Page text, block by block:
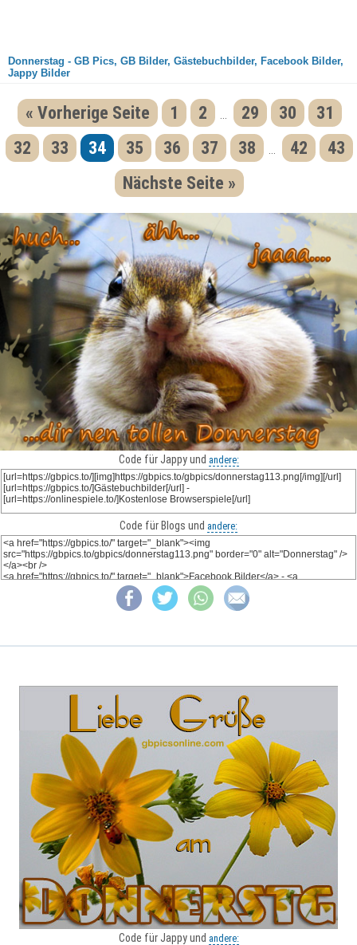
Donnerstag - GB Pics, GB Bilder, Gästebuchbilder, Facebook Bilder,
Jappy Bilder
« Vorherige Seite 1 2 29 30
31
32
33 34 35 36 37 38 42
43
Nächste Seite »
Code für Jappy und andere:
Code für Blogs und andere:
Code für Jappy und andere: